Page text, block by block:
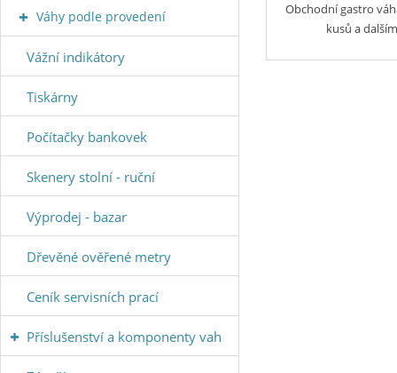
Obchodní gastro
kusů a
Váhy podle provedení
Vážní indikátory
Tiskárny
Počítačky bankovek
Skenery stolní - ruční
Výprodej - bazar
Dřevěné ověřené metry
Ceník servisních prací
Příslušenství a komponenty vah